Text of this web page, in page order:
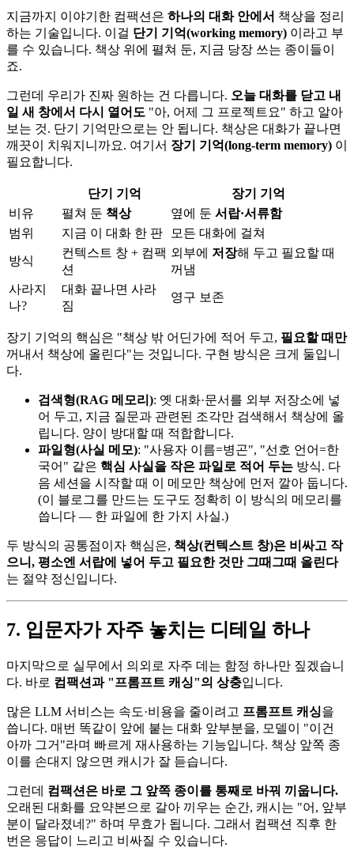
지금까지 이야기한 컴팩션은 하나의 대화 안에서 책상을 정리
하는 기술입니다. 이걸 단기 기억(working memory) 이라고 부
를 수 있습니다. 책상 위에 펼쳐 둔, 지금 당장 쓰는 종이들이
죠.
그런데 우리가 진짜 원하는 건 다릅니다. 오늘 대화를 닫고 내
일 새 창에서 다시 열어도 "아, 어제 그 프로젝트요" 하고 알아
보는 것. 단기 기억만으로는 안 됩니다. 책상은 대화가 끝나면
깨끗이 치워지니까요. 여기서 장기 기억(long-term memory) 이
필요합니다.
단기 기억
장기 기억
비유
펼쳐 둔 책상 옆에 둔 서랍·서류함
범위
지금 이 대화 한 판 모든 대화에 걸쳐
방식
컨텍스트 창 + 컴팩
션
외부에 저장해 두고 필요할 때
꺼냄
사라지
나?
대화 끝나면 사라
짐
영구 보존
장기 기억의 핵심은 "책상 밖 어딘가에 적어 두고, 필요할 때만
꺼내서 책상에 올린다"는 것입니다. 구현 방식은 크게 둘입니
다.
검색형(RAG 메모리): 옛 대화·문서를 외부 저장소에 넣
어 두고, 지금 질문과 관련된 조각만 검색해서 책상에 올
립니다. 양이 방대할 때 적합합니다.
파일형(사실 메모): "사용자 이름=병곤", "선호 언어=한
국어" 같은 핵심 사실을 작은 파일로 적어 두는 방식. 다
음 세션을 시작할 때 이 메모만 책상에 먼저 깔아 둡니다.
(이 블로그를 만드는 도구도 정확히 이 방식의 메모리를
씁니다 — 한 파일에 한 가지 사실.)
두 방식의 공통점이자 핵심은, 책상(컨텍스트 창)은 비싸고 작
으니, 평소엔 서랍에 넣어 두고 필요한 것만 그때그때 올린다
는 절약 정신입니다.
7. 입문자가 자주 놓치는 디테일 하나
마지막으로 실무에서 의외로 자주 데는 함정 하나만 짚겠습니
다. 바로 컴팩션과 "프롬프트 캐싱"의 상충입니다.
많은 LLM 서비스는 속도·비용을 줄이려고 프롬프트 캐싱을
씁니다. 매번 똑같이 앞에 붙는 대화 앞부분을, 모델이 "이건
아까 그거"라며 빠르게 재사용하는 기능입니다. 책상 앞쪽 종
이를 손대지 않으면 캐시가 잘 듣습니다.
그런데 컴팩션은 바로 그 앞쪽 종이를 통째로 바꿔 끼웁니다.
오래된 대화를 요약본으로 갈아 끼우는 순간, 캐시는 "어, 앞부
분이 달라졌네?" 하며 무효가 됩니다. 그래서 컴팩션 직후 한
번은 응답이 느리고 비싸질 수 있습니다.